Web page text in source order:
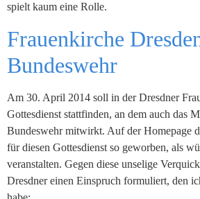
spielt kaum eine Rolle.
Frauenkirche
Bundeswehr
Am 30. April 2014 soll in der Dresdner
Gottesdienst stattfinden, an dem auch das
Bundeswehr mitwirkt. Auf der Homepage
für diesen Gottesdienst so geworben, als
veranstalten. Gegen diese unselige
Dresdner einen Einspruch formuliert, den